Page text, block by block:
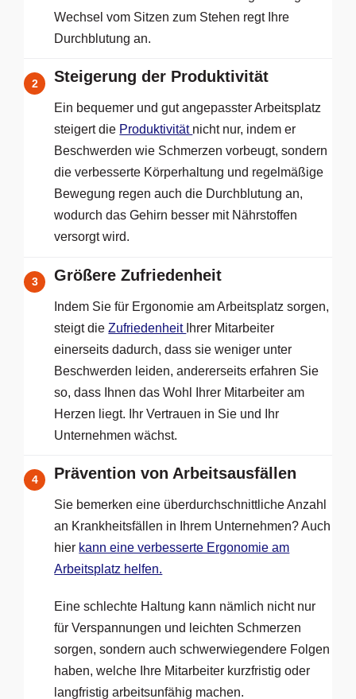
Wechsel vom Sitzen zum Stehen regt Ihre
Durchblutung an.
2 Steigerung der Produktivität
Ein bequemer und gut angepasster Arbeitsplatz
steigert die Produktivität nicht nur, indem er
Beschwerden wie Schmerzen vorbeugt, sondern
die verbesserte Körperhaltung und regelmäßige
Bewegung regen auch die Durchblutung an,
wodurch das Gehirn besser mit Nährstoffen
versorgt wird.
3 Größere Zufriedenheit
Indem Sie für Ergonomie am Arbeitsplatz sorgen,
steigt dieZufriedenheit Ihrer Mitarbeiter
einerseits dadurch, dass sie weniger unter
Beschwerden leiden, andererseits erfahren Sie
so, dass Ihnen das Wohl Ihrer Mitarbeiter am
Herzen liegt. Ihr Vertrauen in Sie und Ihr
Unternehmen wächst.
4 Prävention von Arbeitsausfällen
Sie bemerken eine überdurchschnittliche Anzahl
an Krankheitsfällen in Ihrem Unternehmen? Auch
hier kann eine verbesserte Ergonomie am
Arbeitsplatz helfen.
Eine schlechte Haltung kann nämlich nicht nur
für Verspannungen und leichten Schmerzen
sorgen, sondern auch schwerwiegendere Folgen
haben, welche Ihre Mitarbeiter kurzfristig oder
langfristig arbeitsunfähig machen.